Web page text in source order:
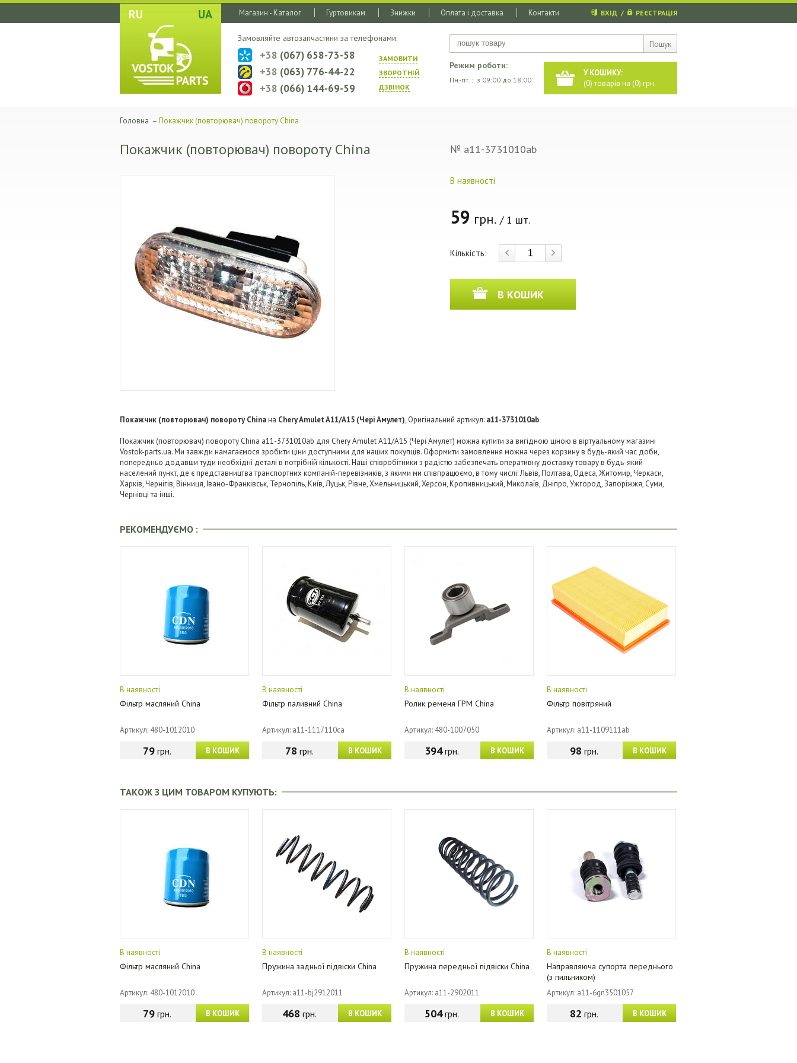
RU UA
Пошук
Магазин - Каталог Гуртовикам Знижки Оплата і доставка Контакти ВХІД / РЕЄСТРАЦІЯ
У КОШИКУ:
(0) товарів на (0) грн.
Режим роботи:
Пн.-пт. : з 09:00 до 18:00
Замовляйте автозапчастини за телефонами:
ЗАМОВИТИ
ЗВОРОТНIЙ
ДЗВIНОК
+38 (067) 658-73-58
+38 (063) 776-44-22
+38 (066) 144-69-59
Головна – Покажчик (повторювач) повороту China
Покажчик (повторювач) повороту China № a11-3731010ab
В наявності
59 грн. / 1 шт.
Кількість:
В КОШИК
Покажчик (повторювач) повороту Chinaна Chery Amulet A11/A15 (Чері Амулет), Оригінальний артикул: a11-3731010ab.
Покажчик (повторювач) повороту China a11-3731010ab для Chery Amulet A11/A15 (Чері Амулет) можна купити за вигідною ціною в віртуальному магазині
Vostok-parts.ua. Ми завжди намагаємося зробити ціни доступними для наших покупців. Оформити замовлення можна через корзину в будь-який час доби,
попередньо додавши туди необхідні деталі в потрібній кількості. Наші співробітники з радістю забезпечать оперативну доставку товару в будь-який
населений пункт, де є представництва транспортних компаній-перевізників, з якими ми співпрацюємо, в тому числі: Львів, Полтава, Одеса, Житомир, Черкаси,
Харків, Чернігів, Вінниця, Івано-Франківськ, Тернопіль, Київ, Луцьк, Рівне, Хмельницький, Херсон, Кропивницький, Миколаїв, Дніпро, Ужгород, Запоріжжя, Суми,
Чернівці та інші.
РЕКОМЕНДУЄМО :
В наявності
Фільтр масляний China
Артикул: 480-1012010
В КОШИК
79грн.
В наявності
Фільтр паливний China
Артикул: a11-1117110ca
В КОШИК
78 грн.
В наявності
Ролик ременя ГРМ China
Артикул: 480-1007050
В КОШИК
394грн.
В наявності
Фільтр повітряний
Артикул: a11-1109111ab
В КОШИК
98 грн.
ТАКОЖ З ЦИМ ТОВАРОМ КУПУЮТЬ:
В наявності
Фільтр масляний China
Артикул: 480-1012010
В КОШИК
79грн.
В наявності
Пружина задньої підвіски China
Артикул: a11-bj2912011
В КОШИК
468 грн.
В наявності
Пружина передньої підвіски China
Артикул: a11-2902011
В КОШИК
504грн.
В наявності
Направляюча супорта переднього
(з пильником)
Артикул: a11-6gn3501057
В КОШИК
82 грн.